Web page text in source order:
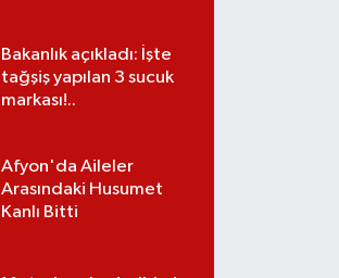
Bakanlık açıkladı: İşte
tağşiş yapılan 3 sucuk
markası!..
Afyon'da Aileler
Arasındaki Husumet
Kanlı Bitti